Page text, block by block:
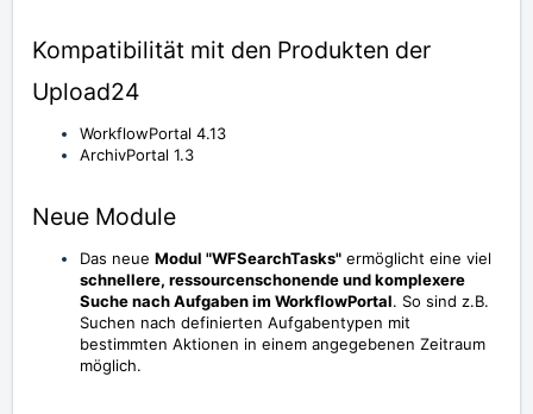
Kompatibilität mit den Produkten der
Upload24
WorkflowPortal 4.13
ArchivPortal 1.3
Neue Module
Das neue Modul "WFSearchTasks" ermöglicht eine viel
schnellere, ressourcenschonende und komplexere
Suche nach Aufgaben im WorkflowPortal. So sind z.B.
Suchen nach definierten Aufgabentypen mit
bestimmten Aktionen in einem angegebenen Zeitraum
möglich.